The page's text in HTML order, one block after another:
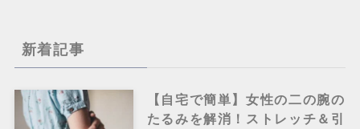
新着記事
【自宅で簡単】女性の二の腕の
たるみを解消！ストレッチ＆引